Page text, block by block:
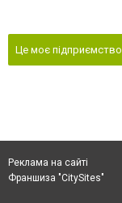
Це моє підприємство
Реклама на сайті
Франшиза "CitySites"